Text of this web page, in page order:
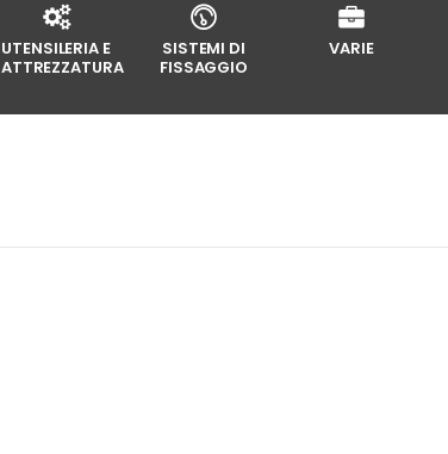
UTENSILERIA E
ATTREZZATURA
SISTEMI DI
FISSAGGIO
VARIE